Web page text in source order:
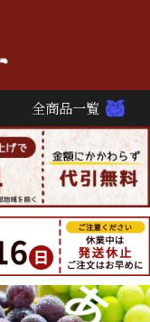
全商品一覧